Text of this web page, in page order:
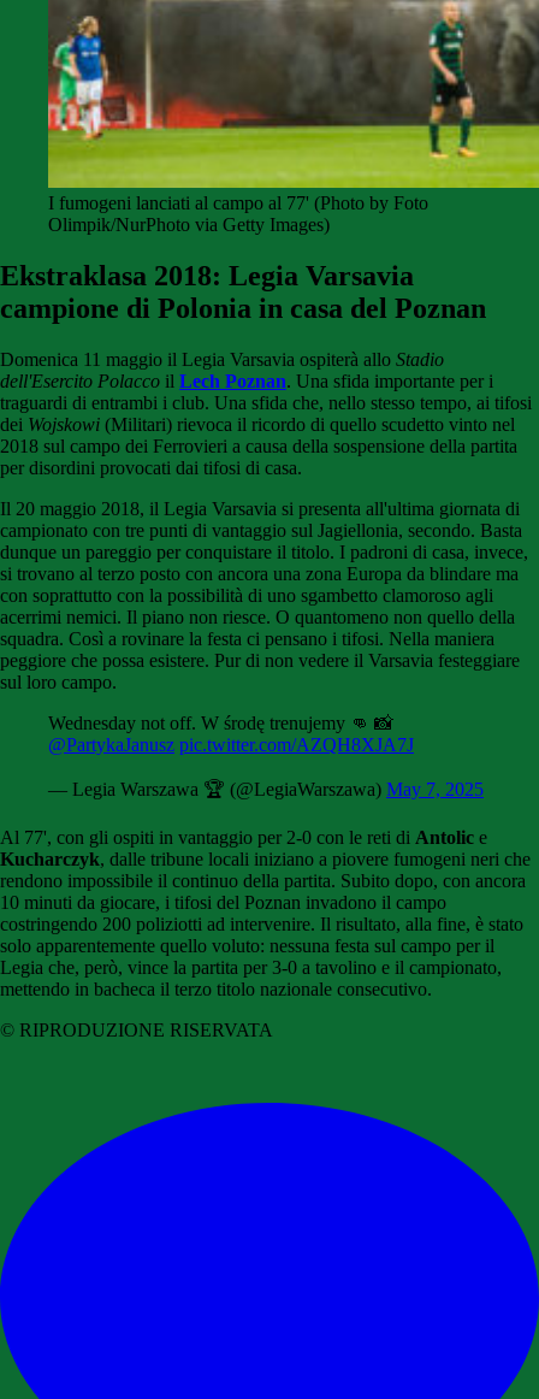
I fumogeni lanciati al campo al 77' (Photo by Foto
Olimpik/NurPhoto via Getty Images)
Ekstraklasa 2018: Legia Varsavia
campione di Polonia in casa del Poznan
Domenica 11 maggio il Legia Varsavia ospiterà allo Stadio
dell'Esercito Polacco il Lech Poznan. Una sfida importante per i
traguardi di entrambi i club. Una sfida che, nello stesso tempo, ai tifosi
dei Wojskowi (Militari) rievoca il ricordo di quello scudetto vinto nel
2018 sul campo dei Ferrovieri a causa della sospensione della partita
per disordini provocati dai tifosi di casa.
Il 20 maggio 2018, il Legia Varsavia si presenta all'ultima giornata di
campionato con tre punti di vantaggio sul Jagiellonia, secondo. Basta
dunque un pareggio per conquistare il titolo. I padroni di casa, invece,
si trovano al terzo posto con ancora una zona Europa da blindare ma
con soprattutto con la possibilità di uno sgambetto clamoroso agli
acerrimi nemici. Il piano non riesce. O quantomeno non quello della
squadra. Così a rovinare la festa ci pensano i tifosi. Nella maniera
peggiore che possa esistere. Pur di non vedere il Varsavia festeggiare
sul loro campo.
Wednesday not off. W środę trenujemy 👊 📸
@PartykaJanusz pic.twitter.com/AZQH8XJA7J
— Legia Warszawa 🏆 (@LegiaWarszawa) May 7, 2025
Al 77', con gli ospiti in vantaggio per 2-0 con le reti di Antolic e
Kucharczyk, dalle tribune locali iniziano a piovere fumogeni neri che
rendono impossibile il continuo della partita. Subito dopo, con ancora
10 minuti da giocare, i tifosi del Poznan invadono il campo
costringendo 200 poliziotti ad intervenire. Il risultato, alla fine, è stato
solo apparentemente quello voluto: nessuna festa sul campo per il
Legia che, però, vince la partita per 3-0 a tavolino e il campionato,
mettendo in bacheca il terzo titolo nazionale consecutivo.
© RIPRODUZIONE RISERVATA